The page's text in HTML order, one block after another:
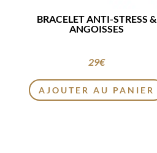
BRACELET ANTI-STRESS &
ANGOISSES
29€
AJOUTER AU PANIER